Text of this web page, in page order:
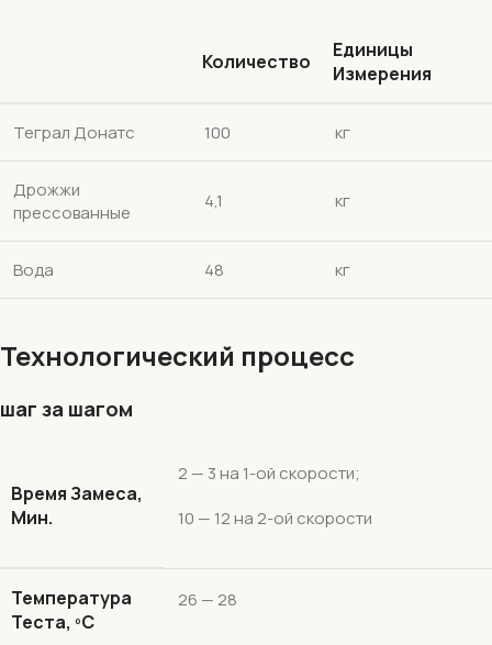
Количество
Единицы
Измерения
Теграл Донатс 100 кг
Дрожжи
прессованные
4,1 кг
Вода 48 кг
Технологический процесс
шаг за шагом
Время Замеса,
Мин.
2 — 3 на 1-ой скорости;
10 — 12 на 2-ой скорости
Температура
Теста, ºС
26 — 28